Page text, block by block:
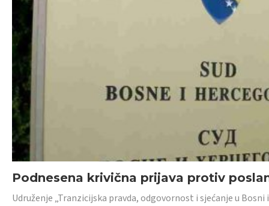
Podnesena krivična prijava protiv
Udruženje „Tranzicijska pravda, odgovornost i sjećanje u